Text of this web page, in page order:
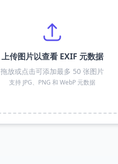
上传图片以查看 EXIF 元数据
拖放或点击可添加最多 50 张图片
支持 JPG、PNG 和 WebP 元数据